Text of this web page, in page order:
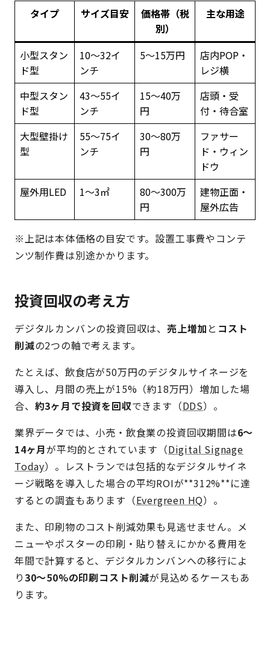
タイプ サイズ目安
価格帯（税
別）
主な用途
小型スタン
ド型
10〜32イ
ンチ
5〜15万円
店内POP・
レジ横
中型スタン
ド型
43〜55イ
ンチ
15〜40万
円
店頭・受
付・待合室
大型壁掛け
型
55〜75イ
ンチ
30〜80万
円
ファサー
ド・ウィン
ドウ
屋外用LED
1〜3㎡
80〜300万
円
建物正面・
屋外広告
※上記は本体価格の目安です。設置工事費やコンテ
ンツ制作費は別途かかります。
投資回収の考え方
デジタルカンバンの投資回収は、 売上増加 と コスト
削減の2つの軸で考えます。
たとえば、飲食店が50万円のデジタルサイネージを
導入し、月間の売上が15%（約18万円）増加した場
合、 約3ヶ月で投資を回収できます（DDS）。
業界データでは、小売・飲食業の投資回収期間は6〜
14ヶ月が平均的とされています（Digital Signage
Today）。レストランでは包括的なデジタルサイネ
ージ戦略を導入した場合の平均ROIが**312%**に達
するとの調査もあります（Evergreen HQ）。
また、印刷物のコスト削減効果も見逃せません。メ
ニューやポスターの印刷・貼り替えにかかる費用を
年間で計算すると、デジタルカンバンへの移行によ
り30〜50%の印刷コスト削減が見込めるケースもあ
ります。